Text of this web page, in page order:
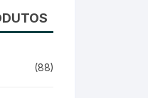
(88)